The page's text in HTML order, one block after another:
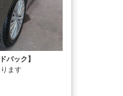
ック】
ます